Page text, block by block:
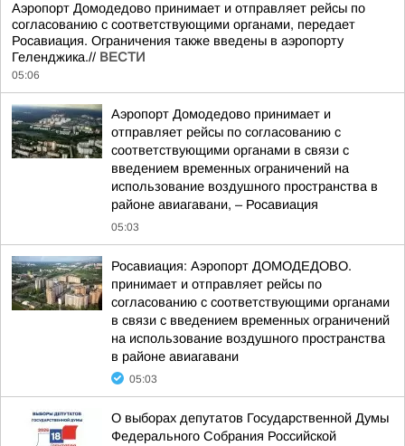
Аэропорт Домодедово принимает и отправляет рейсы по
согласованию с соответствующими органами, передает
Росавиация. Ограничения также введены в аэропорту
Геленджика.// ВЕСТИ
05:06
Аэропорт Домодедово принимает и
отправляет рейсы по согласованию с
соответствующими органами в связи с
введением временных ограничений на
использование воздушного пространства в
районе авиагавани, – Росавиация
05:03
Росавиация: Аэропорт ДОМОДЕДОВО.
принимает и отправляет рейсы по
согласованию с соответствующими органами
в связи с введением временных ограничений
на использование воздушного пространства
в районе авиагавани
05:03
О выборах депутатов Государственной Думы
Федерального Собрания Российской